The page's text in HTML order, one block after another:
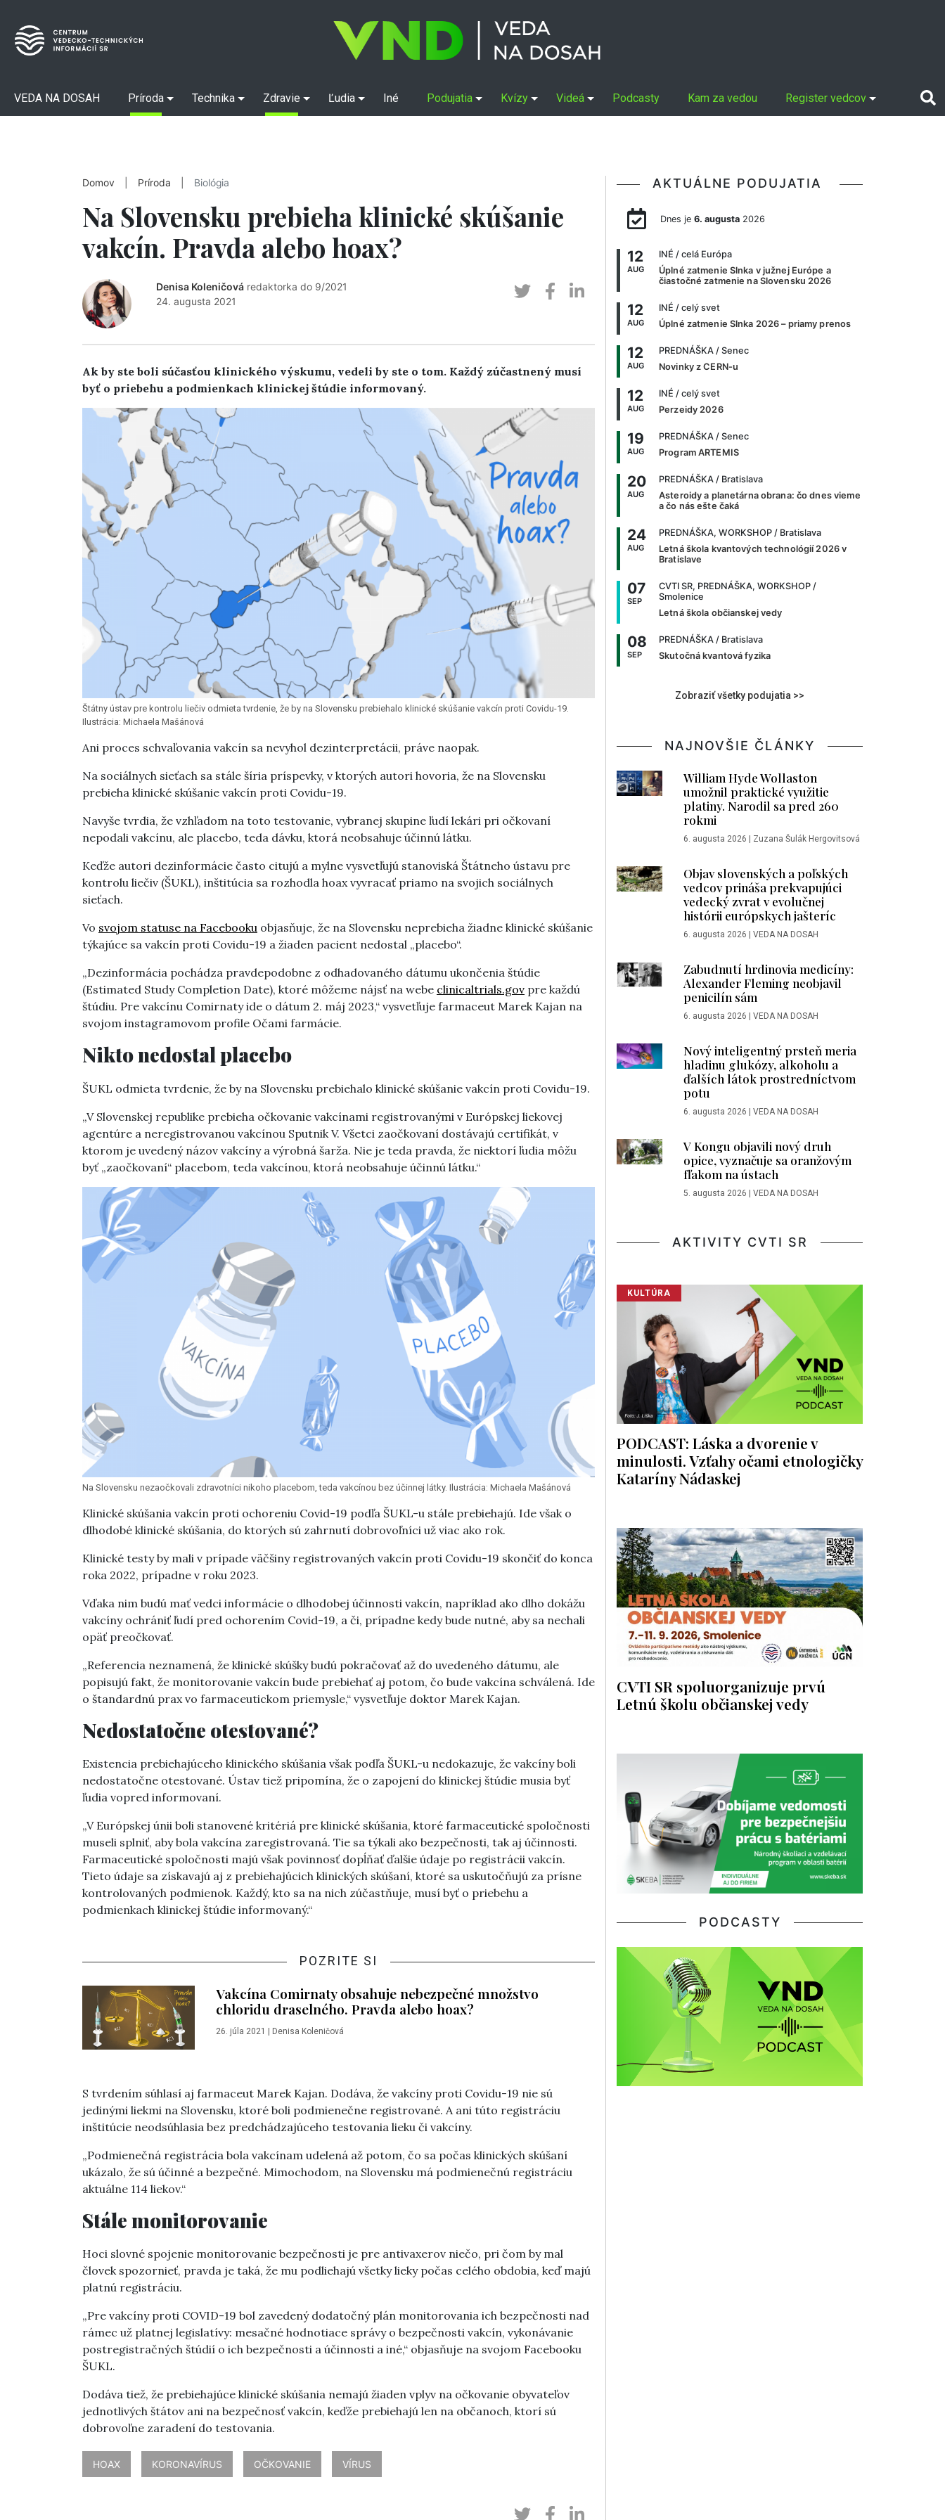
VEDA NA DOSAH Príroda Technika Zdravie Ľudia Iné Podujatia Kvízy Videá Podcasty Kam za vedou Register vedcov
Domov Príroda Biológia
Na Slovensku prebieha klinické skúšanie
vakcín. Pravda alebo hoax?
Denisa Koleničová redaktorka do 9/2021
24. augusta 2021
Ak by ste boli súčasťou klinického výskumu, vedeli by ste o tom. Každý zúčastnený musí
byť o priebehu a podmienkach klinickej štúdie informovaný.
Štátny ústav pre kontrolu liečiv odmieta tvrdenie, že by na Slovensku prebiehalo klinické skúšanie vakcín proti Covidu-19.
Ilustrácia: Michaela Mašánová
Ani proces schvaľovania vakcín sa nevyhol dezinterpretácii, práve naopak.
Na sociálnych sieťach sa stále šíria príspevky, v ktorých autori hovoria, že na Slovensku
prebieha klinické skúšanie vakcín proti Covidu-19.
Navyše tvrdia, že vzhľadom na toto testovanie, vybranej skupine ľudí lekári pri očkovaní
nepodali vakcínu, ale placebo, teda dávku, ktorá neobsahuje účinnú látku.
Keďže autori dezinformácie často citujú a mylne vysvetľujú stanoviská Štátneho ústavu pre
kontrolu liečiv (ŠUKL), inštitúcia sa rozhodla hoax vyvracať priamo na svojich sociálnych
sieťach.
Vo svojom statuse na Facebooku objasňuje, že na Slovensku neprebieha žiadne klinické skúšanie
týkajúce sa vakcín proti Covidu-19 a žiaden pacient nedostal „placebo“.
„Dezinformácia pochádza pravdepodobne z odhadovaného dátumu ukončenia štúdie
(Estimated Study Completion Date), ktoré môžeme nájsť na webe clinicaltrials.gov pre každú
štúdiu. Pre vakcínu Comirnaty ide o dátum 2. máj 2023,“ vysvetľuje farmaceut Marek Kajan na
svojom instagramovom profile Očami farmácie.
Nikto nedostal placebo
ŠUKL odmieta tvrdenie, že by na Slovensku prebiehalo klinické skúšanie vakcín proti Covidu-19.
„V Slovenskej republike prebieha očkovanie vakcínami registrovanými v Európskej liekovej
agentúre a neregistrovanou vakcínou Sputnik V. Všetci zaočkovaní dostávajú certifikát, v
ktorom je uvedený názov vakcíny a výrobná šarža. Nie je teda pravda, že niektorí ľudia môžu
byť „zaočkovaní“ placebom, teda vakcínou, ktorá neobsahuje účinnú látku.“
Na Slovensku nezaočkovali zdravotníci nikoho placebom, teda vakcínou bez účinnej látky. Ilustrácia: Michaela Mašánová
Klinické skúšania vakcín proti ochoreniu Covid-19 podľa ŠUKL-u stále prebiehajú. Ide však o
dlhodobé klinické skúšania, do ktorých sú zahrnutí dobrovoľníci už viac ako rok.
Klinické testy by mali v prípade väčšiny registrovaných vakcín proti Covidu-19 skončiť do konca
roka 2022, prípadne v roku 2023.
Vďaka nim budú mať vedci informácie o dlhodobej účinnosti vakcín, napríklad ako dlho dokážu
vakcíny ochrániť ľudí pred ochorením Covid-19, a či, prípadne kedy bude nutné, aby sa nechali
opäť preočkovať.
„Referencia neznamená, že klinické skúšky budú pokračovať až do uvedeného dátumu, ale
popisujú fakt, že monitorovanie vakcín bude prebiehať aj potom, čo bude vakcína schválená. Ide
o štandardnú prax vo farmaceutickom priemysle,“ vysvetľuje doktor Marek Kajan.
Nedostatočne otestované?
Existencia prebiehajúceho klinického skúšania však podľa ŠUKL-u nedokazuje, že vakcíny boli
nedostatočne otestované. Ústav tiež pripomína, že o zapojení do klinickej štúdie musia byť
ľudia vopred informovaní.
„V Európskej únii boli stanovené kritériá pre klinické skúšania, ktoré farmaceutické spoločnosti
museli splniť, aby bola vakcína zaregistrovaná. Tie sa týkali ako bezpečnosti, tak aj účinnosti.
Farmaceutické spoločnosti majú však povinnosť dopĺňať ďalšie údaje po registrácii vakcín.
Tieto údaje sa získavajú aj z prebiehajúcich klinických skúšaní, ktoré sa uskutočňujú za prísne
kontrolovaných podmienok. Každý, kto sa na nich zúčastňuje, musí byť o priebehu a
podmienkach klinickej štúdie informovaný.“
POZRITE SI
Vakcína Comirnaty obsahuje nebezpečné množstvo
chloridu draselného. Pravda alebo hoax?
26. júla 2021 Denisa Koleničová
S tvrdením súhlasí aj farmaceut Marek Kajan. Dodáva, že vakcíny proti Covidu-19 nie sú
jedinými liekmi na Slovensku, ktoré boli podmienečne registrované. A ani túto registráciu
inštitúcie neodsúhlasia bez predchádzajúceho testovania lieku či vakcíny.
„Podmienečná registrácia bola vakcínam udelená až potom, čo sa počas klinických skúšaní
ukázalo, že sú účinné a bezpečné. Mimochodom, na Slovensku má podmienečnú registráciu
aktuálne 114 liekov.“
Stále monitorovanie
Hoci slovné spojenie monitorovanie bezpečnosti je pre antivaxerov niečo, pri čom by mal
človek spozornieť, pravda je taká, že mu podliehajú všetky lieky počas celého obdobia, keď majú
platnú registráciu.
„Pre vakcíny proti COVID-19 bol zavedený dodatočný plán monitorovania ich bezpečnosti nad
rámec už platnej legislatívy: mesačné hodnotiace správy o bezpečnosti vakcín, vykonávanie
postregistračných štúdií o ich bezpečnosti a účinnosti a iné,“ objasňuje na svojom Facebooku
ŠUKL.
Dodáva tiež, že prebiehajúce klinické skúšania nemajú žiaden vplyv na očkovanie obyvateľov
jednotlivých štátov ani na bezpečnosť vakcín, keďže prebiehajú len na občanoch, ktorí sú
dobrovoľne zaradení do testovania.
HOAX KORONAVÍRUS OČKOVANIE VÍRUS
AKTUÁLNE PODUJATIA
Dnes je 6. augusta2026
12
AUG
INÉ / celá Európa
Úplné zatmenie Slnka v južnej Európe a
čiastočné zatmenie na Slovensku 2026
12
AUG
INÉ / celý svet
Úplné zatmenie Slnka 2026 – priamy prenos
12
AUG
PREDNÁŠKA / Senec
Novinky z CERN-u
12
AUG
INÉ / celý svet
Perzeidy 2026
19
AUG
PREDNÁŠKA / Senec
Program ARTEMIS
20
AUG
PREDNÁŠKA / Bratislava
Asteroidy a planetárna obrana: čo dnes vieme
a čo nás ešte čaká
24
AUG
PREDNÁŠKA, WORKSHOP / Bratislava
Letná škola kvantových technológií 2026 v
Bratislave
07
SEP
CVTI SR, PREDNÁŠKA, WORKSHOP /
Smolenice
Letná škola občianskej vedy
08
SEP
PREDNÁŠKA / Bratislava
Skutočná kvantová fyzika
Zobraziť všetky podujatia >>
NAJNOVŠIE ČLÁNKY
William Hyde Wollaston
umožnil praktické využitie
platiny. Narodil sa pred 260
rokmi
6. augusta 2026 | Zuzana Šulák Hergovitsová
Objav slovenských a poľských
vedcov prináša prekvapujúci
vedecký zvrat v evolučnej
histórii európskych jašteríc
6. augusta 2026 | VEDA NA DOSAH
Zabudnutí hrdinovia medicíny:
Alexander Fleming neobjavil
penicilín sám
6. augusta 2026 | VEDA NA DOSAH
Nový inteligentný prsteň meria
hladinu glukózy, alkoholu a
ďalších látok prostredníctvom
potu
6. augusta 2026 | VEDA NA DOSAH
V Kongu objavili nový druh
opice, vyznačuje sa oranžovým
fľakom na ústach
5. augusta 2026 | VEDA NA DOSAH
AKTIVITY CVTI SR
KULTÚRA
PODCAST: Láska a dvorenie v
minulosti. Vzťahy očami etnologičky
Kataríny Nádaskej
CVTI SR spoluorganizuje prvú
Letnú školu občianskej vedy
PODCASTY